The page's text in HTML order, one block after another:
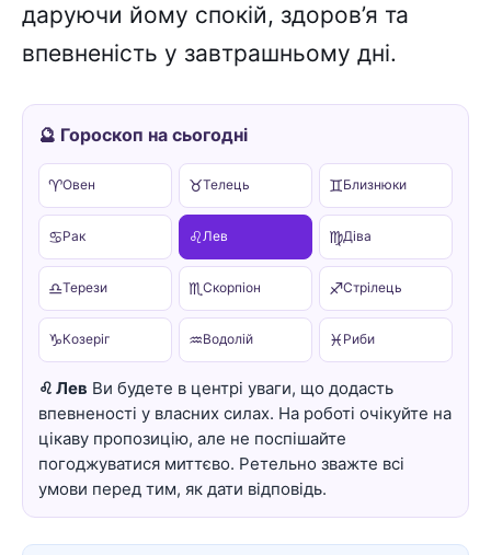
даруючи йому спокій, здоров’я та
впевненість у завтрашньому дні.
🔮 Гороскоп на сьогодні
♈Овен ♉Телець ♊Близнюки
♋Рак ♌Лев ♍Діва
♎Терези ♏ Скорпіон ♐Стрілець
♑Козеріг ♒Водолій ♓ Риби
♌ Лев Ви будете в центрі уваги, що додасть
впевненості у власних силах. На роботі очікуйте на
цікаву пропозицію, але не поспішайте
погоджуватися миттєво. Ретельно зважте всі
умови перед тим, як дати відповідь.